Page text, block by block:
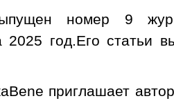
номер 9
2025 год.Его статьи
приглашает